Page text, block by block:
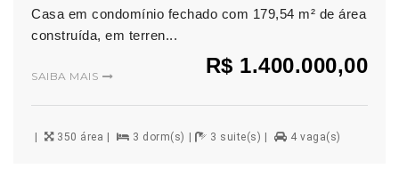
Casa em condomínio fechado com 179,54 m² de área
construída, em terren...
R$ 1.400.000,00
SAIBA MAIS
350 área 3 dorm(s) 3 suite(s) 4 vaga(s)